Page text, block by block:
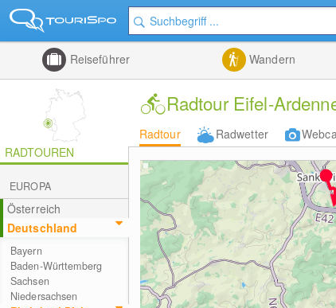
Reiseführer Wandern
Radtour Eifel-
Radtour Radwetter
RADTOUREN
EUROPA
Österreich
Deutschland
Bayern
Baden-Württemberg
Sachsen
Niedersachsen